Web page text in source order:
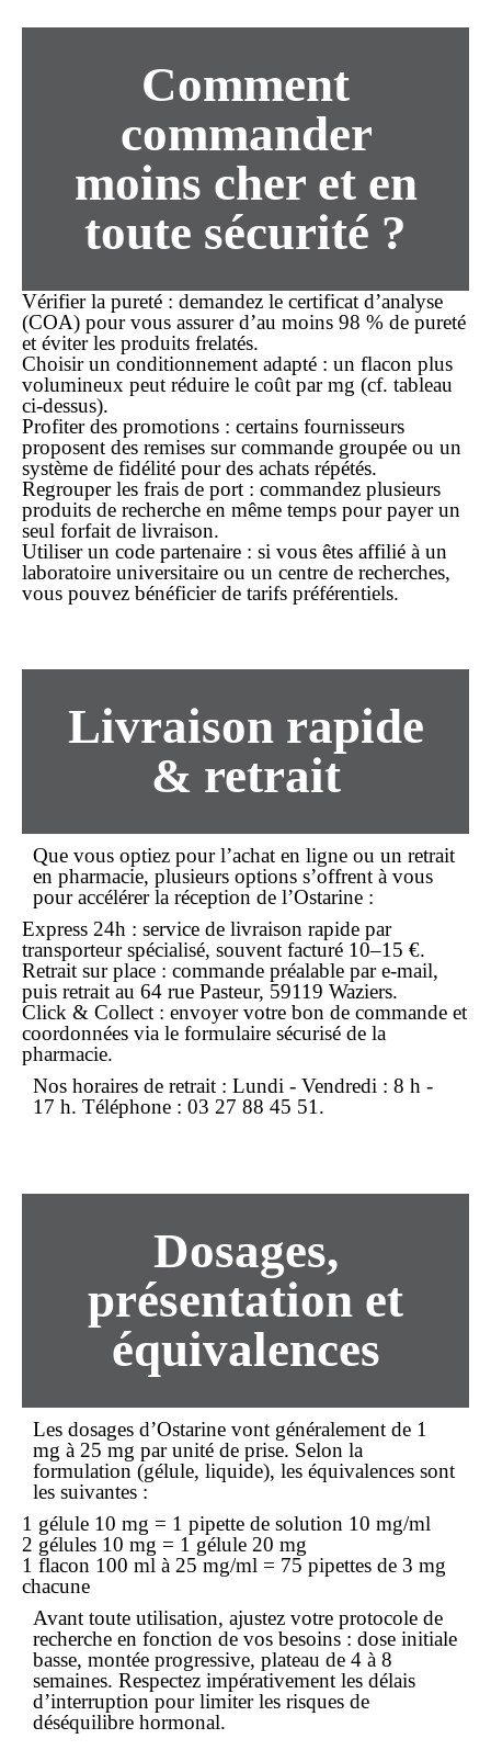
Comment
commander
moins cher et en
toute sécurité ?
Vérifier la pureté : demandez le certificat d’analyse
(COA) pour vous assurer d’au moins 98 % de pureté
et éviter les produits frelatés.
Choisir un conditionnement adapté : un flacon plus
volumineux peut réduire le coût par mg (cf. tableau
ci-dessus).
Profiter des promotions : certains fournisseurs
proposent des remises sur commande groupée ou un
système de fidélité pour des achats répétés.
Regrouper les frais de port : commandez plusieurs
produits de recherche en même temps pour payer un
seul forfait de livraison.
Utiliser un code partenaire : si vous êtes affilié à un
laboratoire universitaire ou un centre de recherches,
vous pouvez bénéficier de tarifs préférentiels.
Livraison rapide
& retrait
Que vous optiez pour l’achat en ligne ou un retrait
en pharmacie, plusieurs options s’offrent à vous
pour accélérer la réception de l’Ostarine :
Express 24h : service de livraison rapide par
transporteur spécialisé, souvent facturé 10–15 €.
Retrait sur place : commande préalable par e-mail,
puis retrait au 64 rue Pasteur, 59119 Waziers.
Click & Collect : envoyer votre bon de commande et
coordonnées via le formulaire sécurisé de la
pharmacie.
Nos horaires de retrait : Lundi - Vendredi : 8 h -
17 h. Téléphone : 03 27 88 45 51.
Dosages,
présentation et
équivalences
Les dosages d’Ostarine vont généralement de 1
mg à 25 mg par unité de prise. Selon la
formulation (gélule, liquide), les équivalences sont
les suivantes :
1 gélule 10 mg = 1 pipette de solution 10 mg/ml
2 gélules 10 mg = 1 gélule 20 mg
1 flacon 100 ml à 25 mg/ml = 75 pipettes de 3 mg
chacune
Avant toute utilisation, ajustez votre protocole de
recherche en fonction de vos besoins : dose initiale
basse, montée progressive, plateau de 4 à 8
semaines. Respectez impérativement les délais
d’interruption pour limiter les risques de
déséquilibre hormonal.